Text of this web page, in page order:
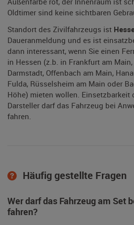
Oldtimer sind keine sichtbaren
Standort des Zivilfahrzeugs ist
Daueranmeldung und es ist
dann interessant, wenn Sie einen
in Hessen (z.b. in Frankfurt am
Darmstadt, Offenbach am Main,
Fulda, Rüsselsheim am Main oder
Höhe) mieten wollen. Einsetzbarkeit
Darsteller darf das Fahrzeug bei
fahren.
Häufig gestellte Fragen
Wer darf das Fahrzeug am Set
fahren?